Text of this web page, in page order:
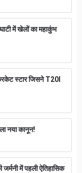
में खेलों का महाकुंभ
स्टार जिसने T20I
नया कानून!
में पहली ऐतिहासिक